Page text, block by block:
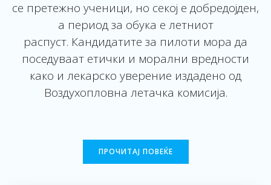
се претежно ученици, но секој е добредојден,
а период за обука е летниот
распуст. Кандидатите за пилоти мора да
поседуваат етички и морални вредности
како и лекарско уверение издадено од
Воздухопловна летачка комисија.
ПРОЧИТАЈ ПОВЕЌЕ